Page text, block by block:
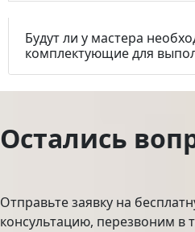
Будут ли у мастера
комплектующие для
Остались
Отправьте заявку на
консультацию, перезвоним в